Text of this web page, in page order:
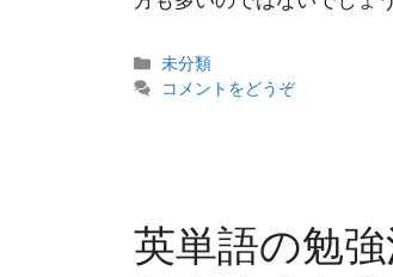
カ
テ
未分類
コメントをどうぞ
英単語の勉